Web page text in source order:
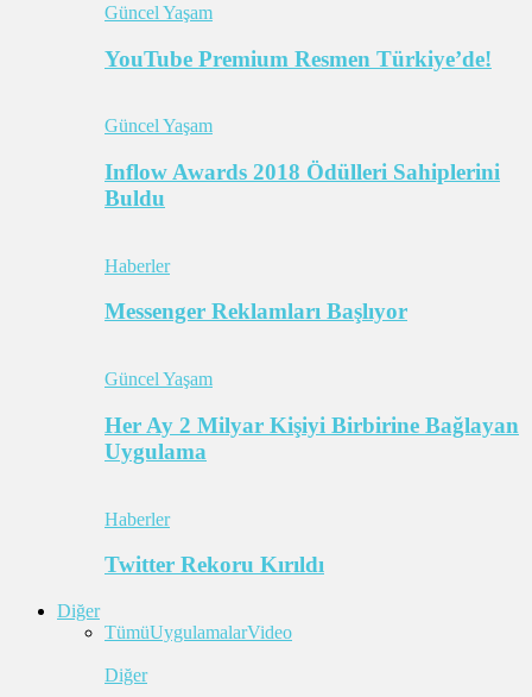
Güncel Yaşam
YouTube Premium Resmen Türkiye’de!
Güncel Yaşam
Inflow Awards 2018 Ödülleri Sahiplerini
Buldu
Haberler
Messenger Reklamları Başlıyor
Güncel Yaşam
Her Ay 2 Milyar Kişiyi Birbirine Bağlayan
Uygulama
Haberler
Twitter Rekoru Kırıldı
Diğer
TümüUygulamalarVideo
Diğer